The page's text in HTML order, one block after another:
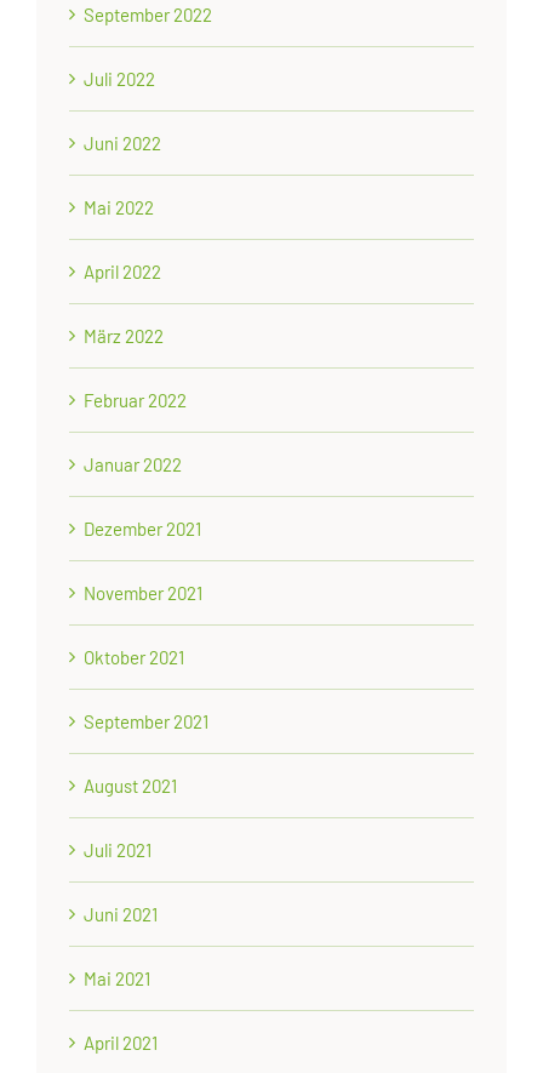
September 2022
Juli 2022
Juni 2022
Mai 2022
April 2022
März 2022
Februar 2022
Januar 2022
Dezember 2021
November 2021
Oktober 2021
September 2021
August 2021
Juli 2021
Juni 2021
Mai 2021
April 2021